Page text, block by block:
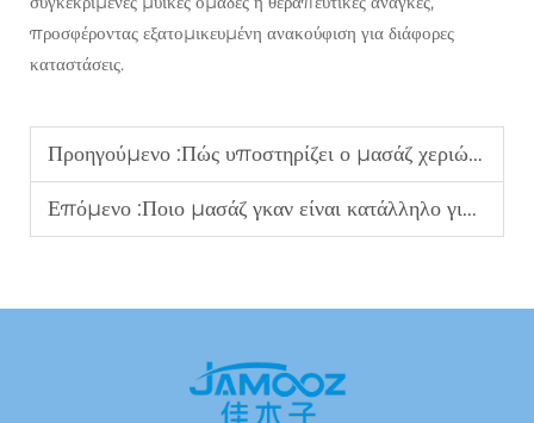
προσφέροντας εξατομικευμένη ανακούφιση για διάφορες
καταστάσεις.
Προηγούμενο :Πώς υποστηρίζει ο μασάζ χεριών με αεροσυμπίεση την ευημερία στον χώρο εργασίας;
Επόμενο :Ποιο μασάζ γκαν είναι κατάλληλο για χαλάρωση βαθιών μυών;